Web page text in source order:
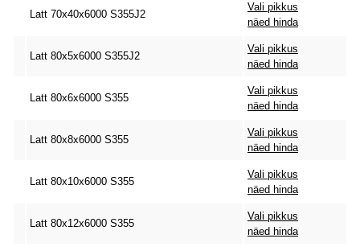
Latt 70x40x6000 S355J2
Vali pikkus
näed hinda
Latt 80x5x6000 S355J2
Vali pikkus
näed hinda
Latt 80x6x6000 S355
Vali pikkus
näed hinda
Latt 80x8x6000 S355
Vali pikkus
näed hinda
Latt 80x10x6000 S355
Vali pikkus
näed hinda
Latt 80x12x6000 S355
Vali pikkus
näed hinda